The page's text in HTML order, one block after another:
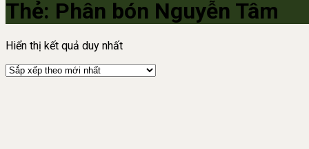
Thẻ: Phân bón Nguyễn Tâm
Hiển thị kết quả duy nhất